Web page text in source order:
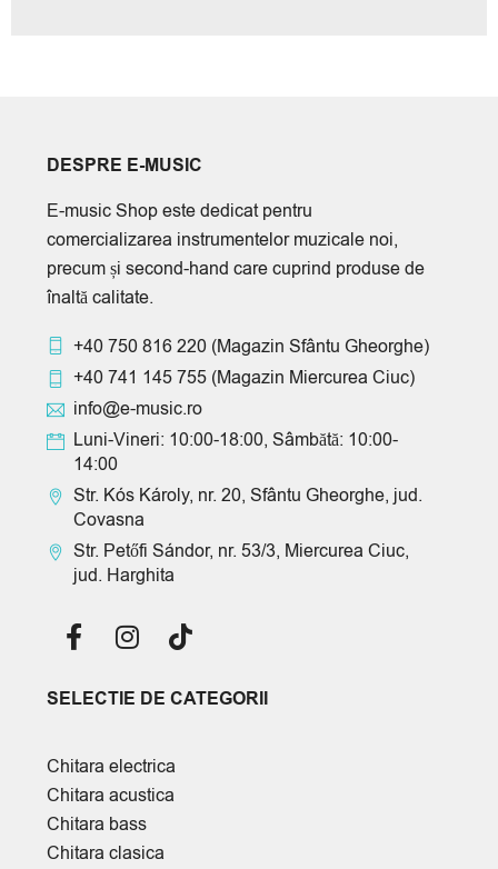
DESPRE E-MUSIC
E-music Shop este dedicat pentru
comercializarea instrumentelor muzicale noi,
precum și second-hand care cuprind produse de
înaltă calitate.
+40 750 816 220 (Magazin Sfântu Gheorghe)
+40 741 145 755 (Magazin Miercurea Ciuc)
info@e-music.ro
Luni-Vineri: 10:00-18:00, Sâmbătă: 10:00-
14:00
Str. Kós Károly, nr. 20, Sfântu Gheorghe, jud.
Covasna
Str. Petőfi Sándor, nr. 53/3, Miercurea Ciuc,
jud. Harghita
SELECTIE DE CATEGORII
Chitara electrica
Chitara acustica
Chitara bass
Chitara clasica